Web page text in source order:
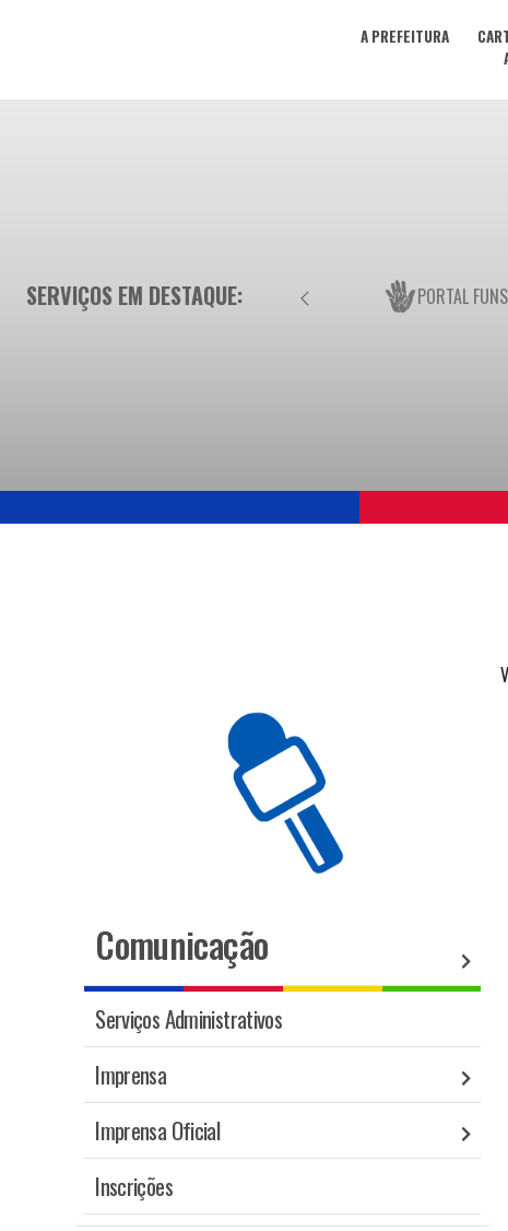
A PREFEITURA
SERVIÇOS EM DESTAQUE: PORTAL
Comunicação
Serviços Administrativos
Imprensa
Imprensa Oficial
Inscrições